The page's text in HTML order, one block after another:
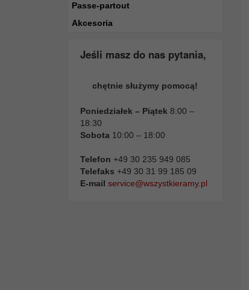
Passe-partout
Akcesoria
Jeśli masz do nas pytania,
chętnie służymy pomocą!
Poniedziałek – Piątek 8:00 –
18:30
Sobota 10:00 – 18:00
Telefon +49 30 235 949 085
Telefaks +49 30 31 99 185 09
E-mail service@wszystkieramy.pl